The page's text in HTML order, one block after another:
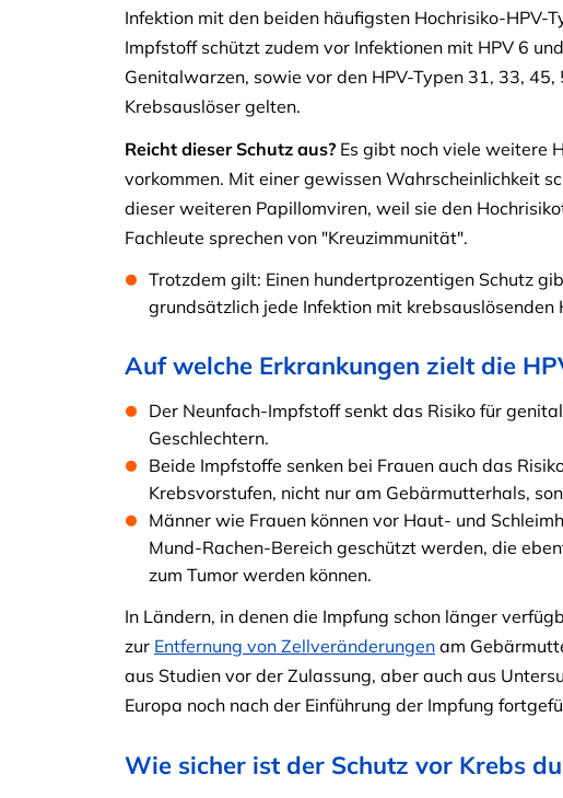
Infektion mit den beiden häufigsten Hochrisiko-HPV-
Impfstoff schützt zudem vor Infektionen mit HPV 6
Genitalwarzen, sowie vor den HPV-Typen 31, 33,
Krebsauslöser gelten.
Reicht dieser Schutz aus? Es gibt noch viele weitere
vorkommen. Mit einer gewissen Wahrscheinlichkeit
dieser weiteren Papillomviren, weil sie den
Fachleute sprechen von "Kreuzimmunität".
Trotzdem gilt: Einen hundertprozentigen Schutz
grundsätzlich jede Infektion mit krebsauslösenden
Auf welche Erkrankungen zielt die
Der Neunfach-Impfstoff senkt das Risiko für
Geschlechtern.
Beide Impfstoffe senken bei Frauen auch das
Krebsvorstufen, nicht nur am Gebärmutterhals,
Männer wie Frauen können vor Haut- und
Mund-Rachen-Bereich geschützt werden, die
zum Tumor werden können.
In Ländern, in denen die Impfung schon länger
zur Entfernung von Zellveränderungen am
aus Studien vor der Zulassung, aber auch aus
Europa noch nach der Einführung der Impfung
Wie sicher ist der Schutz vor Krebs